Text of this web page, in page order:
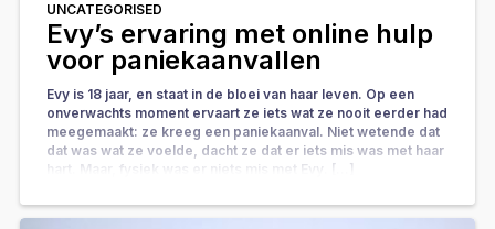
UNCATEGORISED
Evy’s ervaring met online hulp
voor paniekaanvallen
Evy is 18 jaar, en staat in de bloei van haar leven. Op een
onverwachts moment ervaart ze iets wat ze nooit eerder had
meegemaakt: ze kreeg een paniekaanval. Niet wetende dat
dat was wat ze voelde, dacht ze dat er iets mis was met haar
hart. Maar, fysiek was er niets mis met Evy. […]